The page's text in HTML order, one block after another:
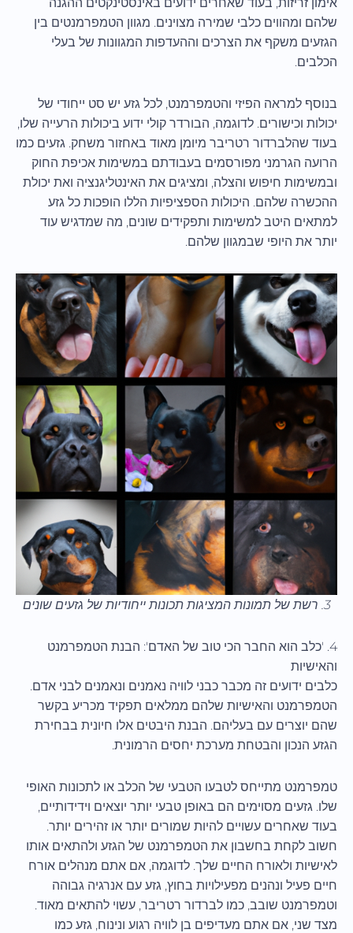
שלהם ומהווים כלבי שמירה מצוינים. מגוון הטמפרמנטים בין
הגזעים משקף את הצרכים וההעדפות המגוונות של בעלי
הכלבים.
בנוסף למראה הפיזי והטמפרמנט, לכל גזע יש סט ייחודי של
יכולות וכישורים. לדוגמה, הבורדר קולי ידוע ביכולות הרעייה שלו,
בעוד שהלברדור רטריבר מיומן מאוד באחזור משחק. גזעים כמו
הרועה הגרמני מפורסמים בעבודתם במשימות אכיפת החוק
ובמשימות חיפוש והצלה, ומציגים את האינטליגנציה ואת יכולת
ההכשרה שלהם. היכולות הספציפיות הללו הופכות כל גזע
למתאים היטב למשימות ותפקידים שונים, מה שמדגיש עוד
יותר את היופי שבמגוון שלהם.
3. רשת של תמונות המציגות תכונות ייחודיות של גזעים שונים
4. 'כלב הוא החבר הכי טוב של האדם': הבנת הטמפרמנט
והאישיות
כלבים ידועים זה מכבר כבני לוויה נאמנים ונאמנים לבני אדם.
הטמפרמנט והאישיות שלהם ממלאים תפקיד מכריע בקשר
שהם יוצרים עם בעליהם. הבנת היבטים אלו חיונית בבחירת
הגזע הנכון והבטחת מערכת יחסים הרמונית.
טמפרמנט מתייחס לטבעו הטבעי של הכלב או לתכונות האופי
שלו. גזעים מסוימים הם באופן טבעי יותר יוצאים וידידותיים,
בעוד שאחרים עשויים להיות שמורים יותר או זהירים יותר.
חשוב לקחת בחשבון את הטמפרמנט של הגזע ולהתאים אותו
לאישיות ולאורח החיים שלך. לדוגמה, אם אתם מנהלים אורח
חיים פעיל ונהנים מפעילויות בחוץ, גזע עם אנרגיה גבוהה
וטמפרמנט שובב, כמו לברדור רטריבר, עשוי להתאים מאוד.
מצד שני, אם אתם מעדיפים בן לוויה רגוע ונינוח, גזע כמו